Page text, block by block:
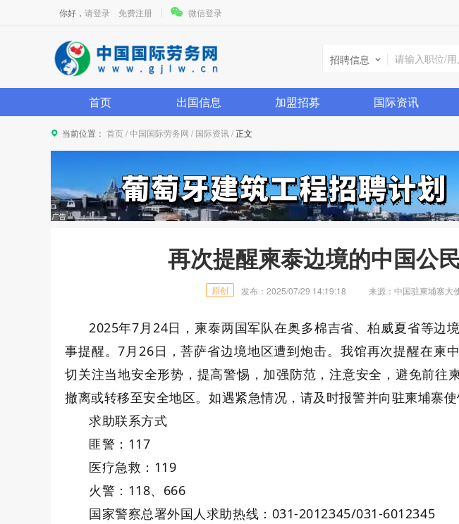
你好， 请登录 免费注册 微信登录
招聘信息
首页 出国信息 加盟招募 国际资讯
当前位置： 首页/中国国际劳务网 / 国际资讯/正文
再次提醒柬泰边境的中国公
原创 发布：2025/07/29 14:19:18 来源：中国驻柬埔寨大
2025年7月24日，柬泰两国军队在奥多棉吉省、柏威夏省等边
事提醒。7月26日，菩萨省边境地区遭到炮击。我馆再次提醒在柬
切关注当地安全形势，提高警惕，加强防范，注意安全，避免前往
撤离或转移至安全地区。如遇紧急情况，请及时报警并向驻柬埔寨使
求助联系方式
匪警：117
医疗急救：119
火警：118、666
国家警察总署外国人求助热线：031-2012345/031-6012345